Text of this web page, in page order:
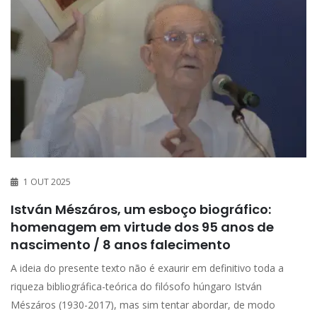
1 OUT 2025
István Mészáros, um esboço biográfico:
homenagem em virtude dos 95 anos de
nascimento / 8 anos falecimento
A ideia do presente texto não é exaurir em definitivo toda a
riqueza bibliográfica-teórica do filósofo húngaro István
Mészáros (1930-2017), mas sim tentar abordar, de modo